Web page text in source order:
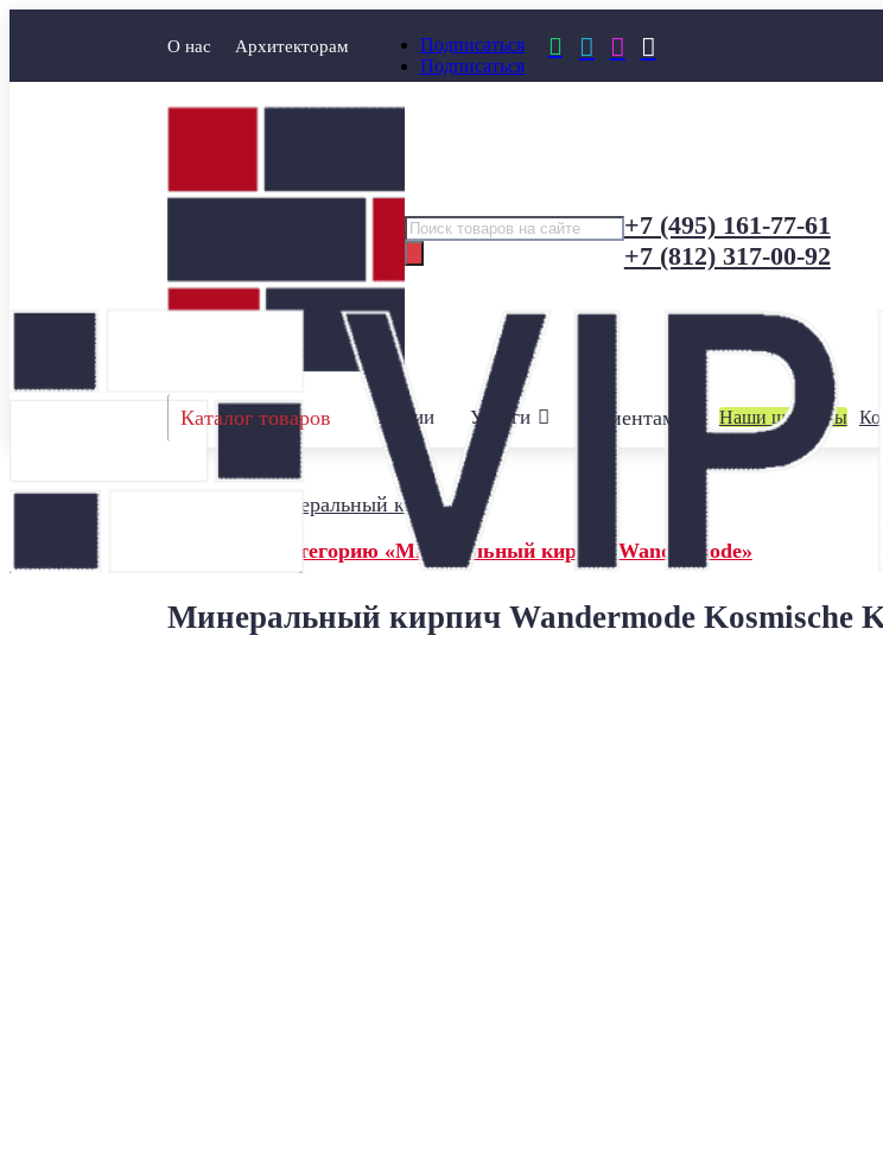
О нас Архитекторам
Подписаться
Подписаться
   
Поиск
товаров
+7 (495) 161-77-61
+7 (812) 317-00-92
Каталог товаров Акции Услуги Клиентам Наши шоурумы
Минеральный кирпич
← Назад в категорию «Минеральный кирпич Wandermode»
Минеральный кирпич Wandermode Kosmische